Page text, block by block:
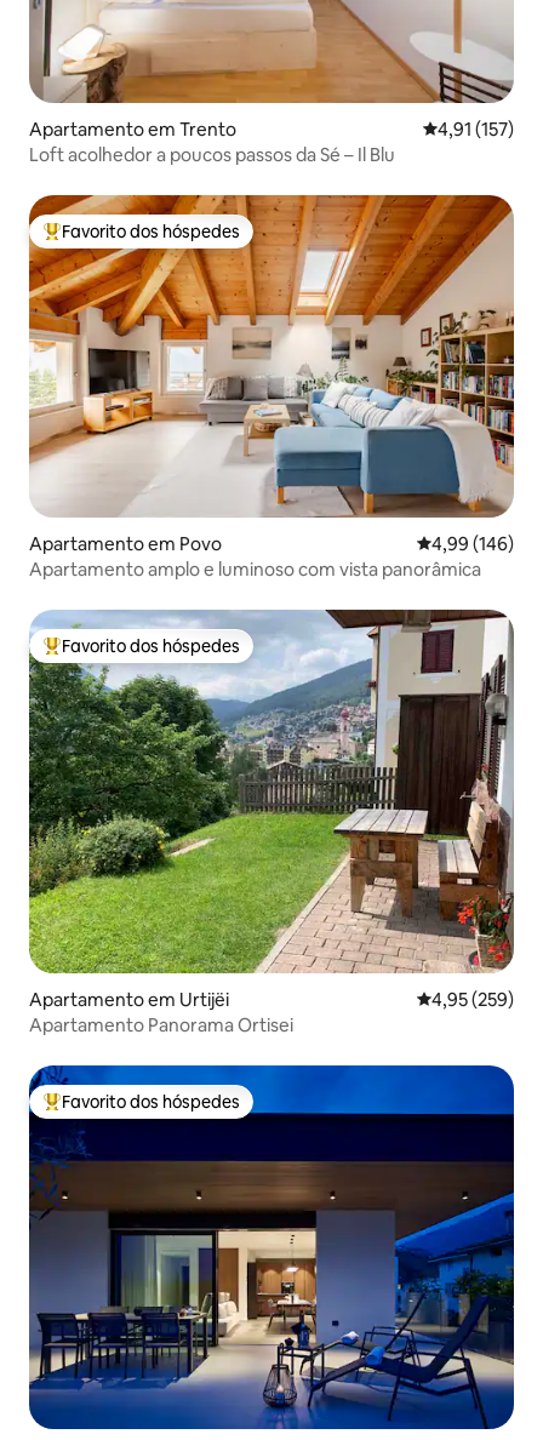
Apartamento em Trento Classificação
4,91 (157)
Loft acolhedor a poucos passos da Sé – Il Blu
Favoritos dos hóspedes mais apreciados
Favorito dos hóspedes
Apartamento em Povo Classificação
4,99 (146)
Apartamento amplo e luminoso com vista panorâmica
Favoritos dos hóspedes mais apreciados
Favorito dos hóspedes
Apartamento em Urtijëi Classificação
4,95 (259)
Apartamento Panorama Ortisei
Favoritos dos hóspedes mais apreciados
Favorito dos hóspedes